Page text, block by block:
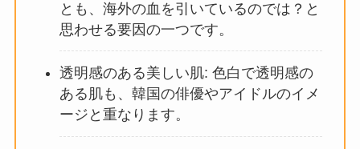
とも、海外の血を引いているのでは？と
思わせる要因の一つです。
透明感のある美しい肌: 色白で透明感の
ある肌も、韓国の俳優やアイドルのイメ
ージと重なります。